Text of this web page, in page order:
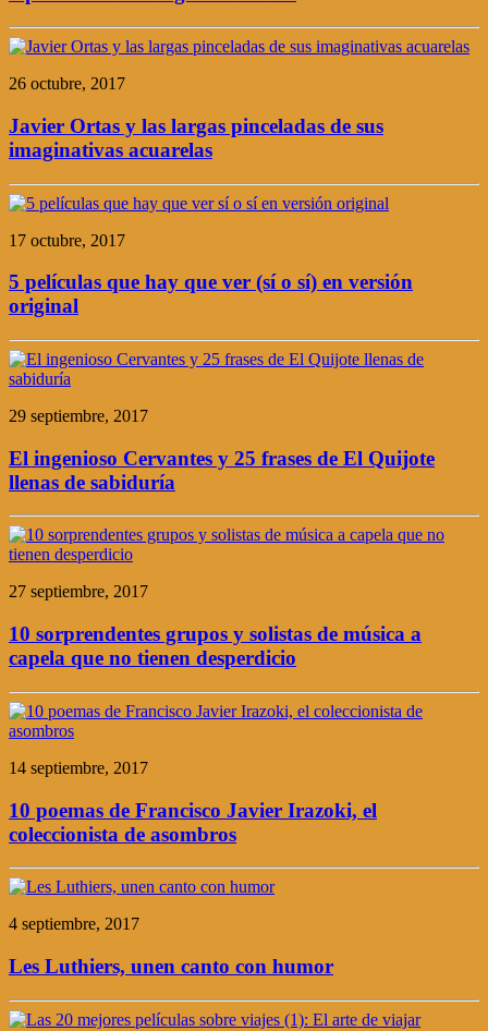
26 octubre, 2017
Javier Ortas y las largas pinceladas de sus
imaginativas acuarelas
17 octubre, 2017
5 películas que hay que ver (sí o sí) en versión
original
29 septiembre, 2017
El ingenioso Cervantes y 25 frases de El Quijote
llenas de sabiduría
27 septiembre, 2017
10 sorprendentes grupos y solistas de música a
capela que no tienen desperdicio
14 septiembre, 2017
10 poemas de Francisco Javier Irazoki, el
coleccionista de asombros
4 septiembre, 2017
Les Luthiers, unen canto con humor